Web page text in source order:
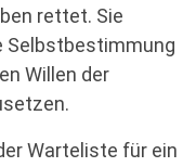
rettet. Sie
Selbstbestimmung
Willen der
Warteliste für ein